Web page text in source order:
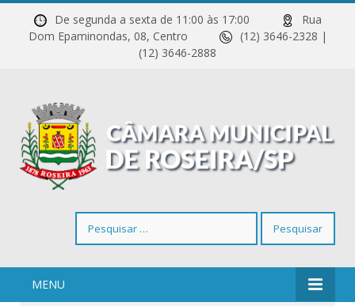
De segunda a sexta de 11:00 às 17:00
Rua
Dom Epaminondas, 08, Centro
(12) 3646-2328 |
(12) 3646-2888
por:
MENU